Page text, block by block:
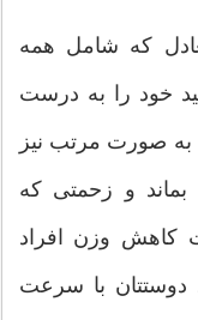
که شامل همه
خود را به درست
صورت مرتب نیز
و زحمتی که
کاهش وزن افراد
دوستتان با سرعت